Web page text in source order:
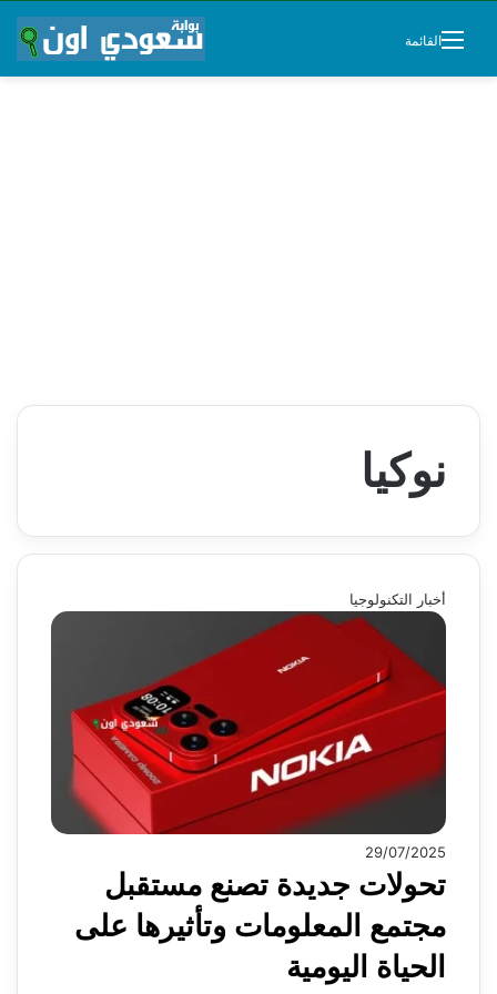
القائمة
نوكيا
أخبار التكنولوجيا
29/07/2025
تحولات جديدة تصنع مستقبل
مجتمع المعلومات وتأثيرها على
الحياة اليومية